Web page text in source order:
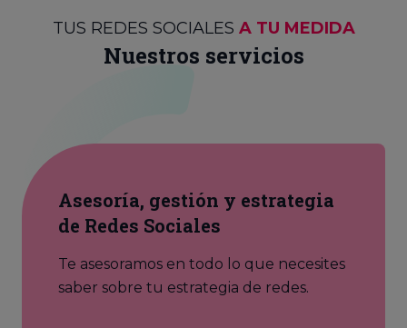
TUS REDES SOCIALES A TU MEDIDA
Nuestros servicios
Asesoría, gestión y estrategia
de Redes Sociales
Te asesoramos en todo lo que necesites
saber sobre tu estrategia de redes.